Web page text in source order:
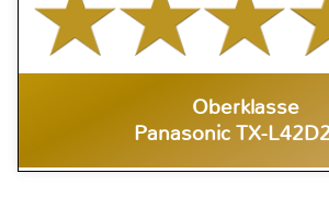
Oberklasse
Panasonic TX-